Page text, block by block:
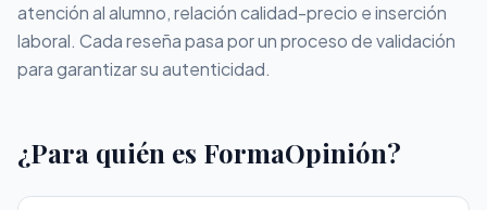
atención al alumno, relación calidad-precio e inserción
laboral. Cada reseña pasa por un proceso de validación
para garantizar su autenticidad.
¿Para quién es FormaOpinión?